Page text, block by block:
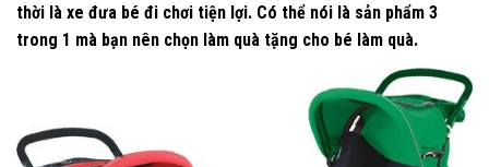
thời là xe đưa bé đi chơi tiện lợi. Có thể nói là sản phẩm 3
trong 1 mà bạn nên chọn làm quà tặng cho bé làm quà.